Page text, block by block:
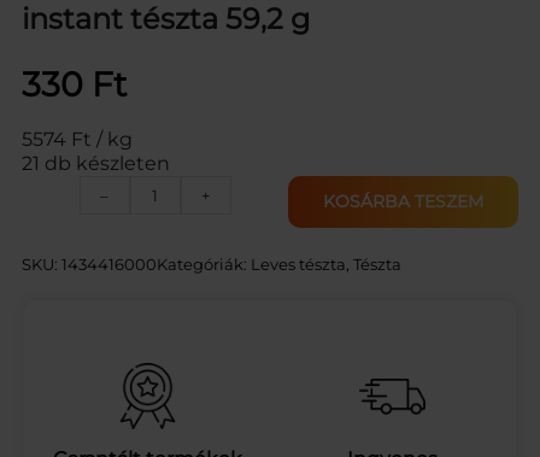
instant tészta 59,2 g
330 Ft
5574 Ft / kg
21 db készleten
–
M
G
P
E
R
C
+ KOSÁRBA TESZEM
SKU: 1434416000Kategóriák: Leves tészta Tészta